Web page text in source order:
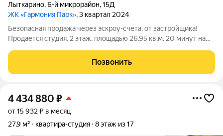
Лыткарино,6-й микрорайон,15Д
ЖК «Гармония Парк», 3 квартал 2024
Безопасная продажа через эскроу-счета, от застройщика!
Продается студия, 2 этаж, площадью 26.95 кв.м. 20 минут на
Дом комфорт-класса с продуманными планировочными
решениями и широким выбором
Позвонить
4 434 880 ₽
от 15 932 ₽ в месяц
27,9 м²
квартира-студия 8 этаж из 17